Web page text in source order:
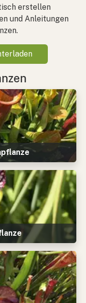
erstellen
und Anleitungen